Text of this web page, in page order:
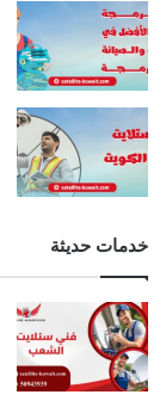
خدمات حديثة